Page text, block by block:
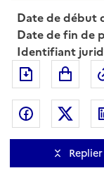
Date de début
Date de fin de
Identifiant
Exporter
Partager
Replier